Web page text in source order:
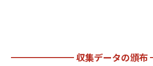
収集データの頒布